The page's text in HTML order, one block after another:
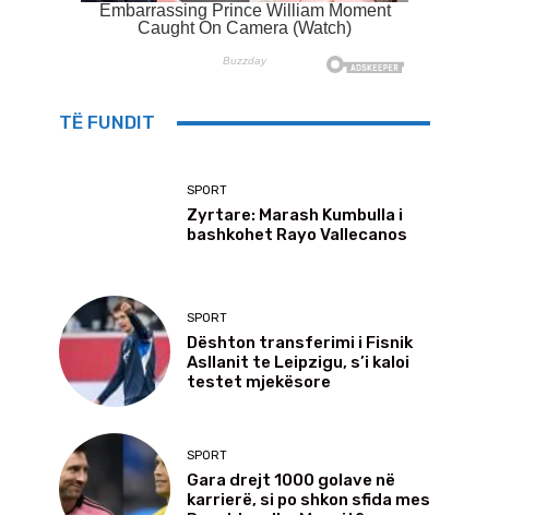
TË FUNDIT
SPORT
Zyrtare: Marash Kumbulla i
bashkohet Rayo Vallecanos
SPORT
Dështon transferimi i Fisnik
Asllanit te Leipzigu, s’i kaloi
testet mjekësore
SPORT
Gara drejt 1000 golave në
karrierë, si po shkon sfida mes